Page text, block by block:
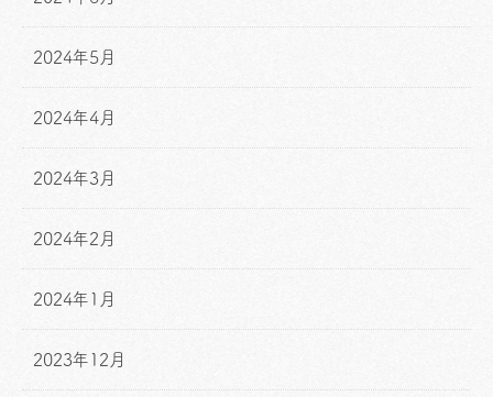
2024年5月
2024年4月
2024年3月
2024年2月
2024年1月
2023年12月